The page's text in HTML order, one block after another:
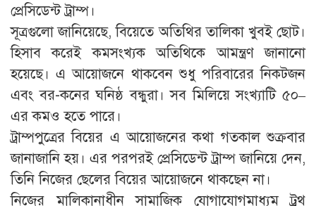
প্রেসিডেন্ট ট্রাম্প।
সূত্রগুলো জানিয়েছে, বিয়েতে অতিথির তালিকা খুবই ছোট।
হিসাব করেই কমসংখ্যক অতিথিকে আমন্ত্রণ জানানো
হয়েছে। এ আয়োজনে থাকবেন শুধু পরিবারের নিকটজন
এবং বর-কনের ঘনিষ্ঠ বন্ধুরা। সব মিলিয়ে সংখ্যাটি ৫০–
এর কমও হতে পারে।
ট্রাম্পপুত্রের বিয়ের এ আয়োজনের কথা গতকাল শুক্রবার
জানাজানি হয়। এর পরপরই প্রেসিডেন্ট ট্রাম্প জানিয়ে দেন,
তিনি নিজের ছেলের বিয়ের আয়োজনে থাকছেন না।
নিজের মালিকানাধীন সামাজিক যোগাযোগমাধ্যম ট্রুথ